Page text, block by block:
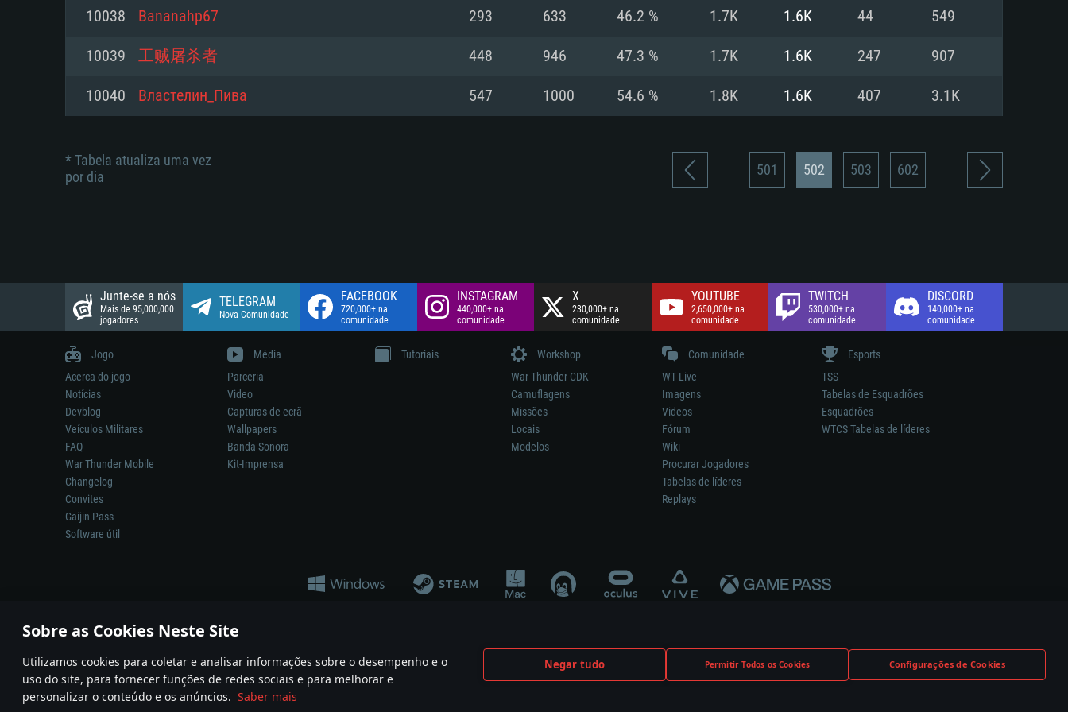
Sobre as Cookies Neste Site
Utilizamos cookies para coletar e analisar informações sobre o desempenho e o
uso do site, para fornecer funções de redes sociais e para melhorar e
personalizar o conteúdo e os anúncios. Saber mais
Negar tudo Permitir Todos os Cookies Configurações de Cookies
Disco: 23,1 GB
Network: Internet de banda larga.
Disco: 21,5 GB
Disco: 60,2 GB
Network: Internet de banda larga.
Disco: 21,5 GB
Network: Internet de banda larga.
Disco: 60,2 GB
10038 Bananahp67 293 633 46.2 % 1.7K 1.6K 44 549
10039 工贼屠杀者 448 946 47.3 % 1.7K 1.6K 247 907
10040 Властелин_Пива 547 1000 54.6 % 1.8K 1.6K 407 3.1K
* Tabela atualiza uma vez
por dia
501 502 503 602
Junte-se a nós
Mais de 95,000,000
jogadores
TELEGRAM
Nova Comunidade
FACEBOOK
720,000+ na
comunidade
INSTAGRAM
440,000+ na
comunidade
X
230,000+ na
comunidade
YOUTUBE
2,650,000+ na
comunidade
TWITCH
530,000+ na
comunidade
DISCORD
140,000+ na
comunidade
Jogo
Acerca do jogo
Notícias
Devblog
Veículos Militares
FAQ
War Thunder Mobile
Changelog
Convites
Gaijin Pass
Software útil
Média
Parceria
Video
Capturas de ecrã
Wallpapers
Banda Sonora
Kit-Imprensa
Tutoriais
Workshop
War Thunder CDK
Camuflagens
Missões
Locais
Modelos
Comunidade
WT Live
Imagens
Videos
Fórum
Wiki
Procurar Jogadores
Tabelas de líderes
Replays
Esports
TSS
Tabelas de Esquadrões
Esquadrões
WTCS Tabelas de líderes
A reprodução de qualquer sistema de armas ou veículo neste jogo não significa participação no desenvolvimento, patrocínio ou aval do respetivo construtor.
© 2011—2026 Gaijin Games Kft. All trademarks, logos and brand names are the property of their respective owners.
Termos e condições Termos de Serviço